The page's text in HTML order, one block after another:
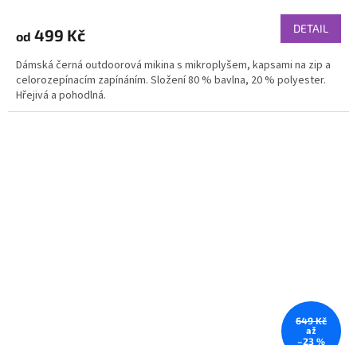
od 499 Kč DETAIL
Dámská černá outdoorová mikina s mikroplyšem, kapsami na zip a
celorozepínacím zapínáním. Složení 80 % bavlna, 20 % polyester.
Hřejivá a pohodlná.
649 Kč
až
–23 %